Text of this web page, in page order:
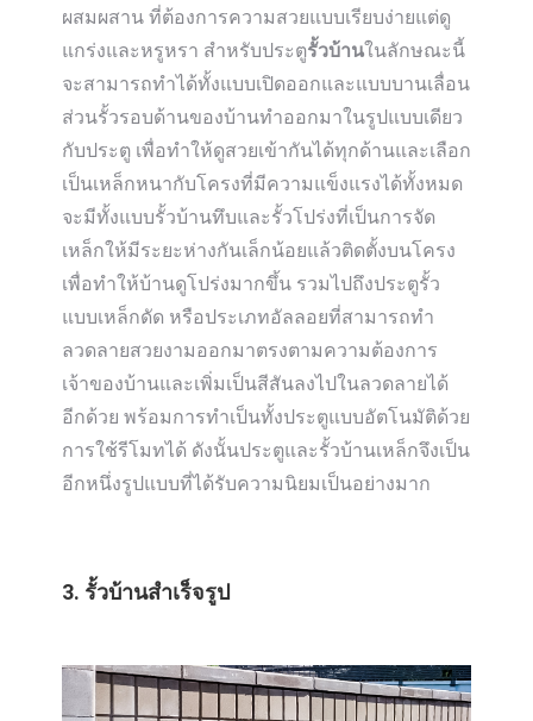
ผสมผสาน ที่ต้องการความสวยแบบเรียบง่ายแต่ดู
แกร่งและหรูหรา สำหรับประตูรั้วบ้านในลักษณะนี้
จะสามารถทำได้ทั้งแบบเปิดออกและแบบบานเลื่อน
ส่วนรั้วรอบด้านของบ้านทำออกมาในรูปแบบเดียว
กับประตู เพื่อทำให้ดูสวยเข้ากันได้ทุกด้านและเลือก
เป็นเหล็กหนากับโครงที่มีความแข็งแรงได้ทั้งหมด
จะมีทั้งแบบรั้วบ้านทึบและรั้วโปร่งที่เป็นการจัด
เหล็กให้มีระยะห่างกันเล็กน้อยแล้วติดตั้งบนโครง
เพื่อทำให้บ้านดูโปร่งมากขึ้น รวมไปถึงประตูรั้ว
แบบเหล็กดัด หรือประเภทอัลลอยที่สามารถทำ
ลวดลายสวยงามออกมาตรงตามความต้องการ
เจ้าของบ้านและเพิ่มเป็นสีสันลงไปในลวดลายได้
อีกด้วย พร้อมการทำเป็นทั้งประตูแบบอัตโนมัติด้วย
การใช้รีโมทได้ ดังนั้นประตูและรั้วบ้านเหล็กจึงเป็น
อีกหนึ่งรูปแบบที่ได้รับความนิยมเป็นอย่างมาก
3. รั้วบ้านสำเร็จรูป